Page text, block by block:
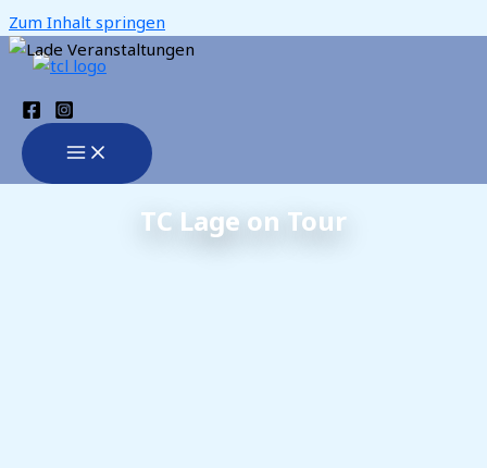
Zum Inhalt springen
TC Lage on Tour